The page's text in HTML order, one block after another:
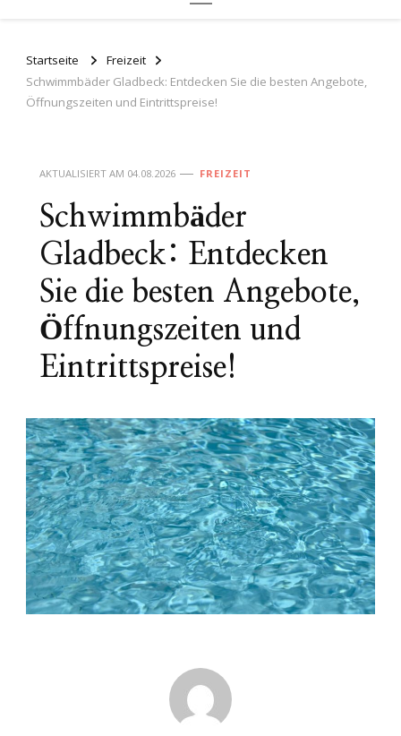
Startseite
Freizeit
Schwimmbäder Gladbeck: Entdecken Sie die besten Angebote,
Öffnungszeiten und Eintrittspreise!
AKTUALISIERT AM 04.08.2026 FREIZEIT
Schwimmbäder
Gladbeck: Entdecken
Sie die besten Angebote,
Öffnungszeiten und
Eintrittspreise!